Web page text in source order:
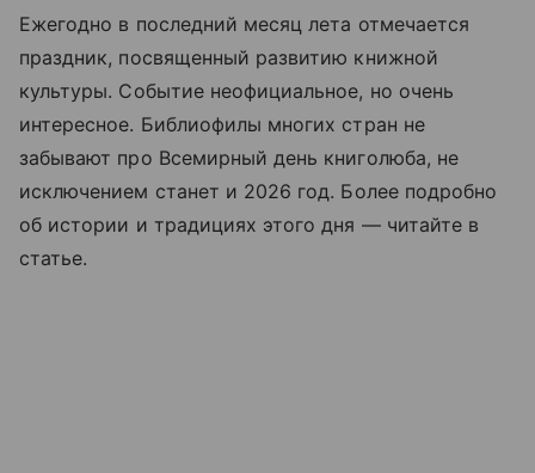
Ежегодно в последний месяц лета отмечается
праздник, посвященный развитию книжной
культуры. Событие неофициальное, но очень
интересное. Библиофилы многих стран не
забывают про Всемирный день книголюба, не
исключением станет и 2026 год. Более подробно
об истории и традициях этого дня — читайте в
статье.